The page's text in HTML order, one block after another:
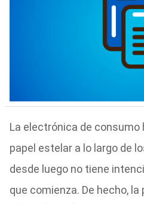
La electrónica de consumo
papel estelar a lo largo de
desde luego no tiene
que comienza. De hecho,